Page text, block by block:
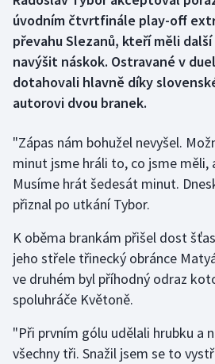
Florbal
Futsal
Golf
Gymnastika
Jezdectví
Judo
Krasobruslení
úvodním čtvrtfinále play-off
převahu Slezanů, kteří měli
navýšit náskok. Ostravané v
dotahovali hlavně díky
autorovi dvou branek.
"Zápas nám bohužel nevyšel.
minut jsme hráli to, co jsme měli,
Musíme hrát šedesát minut.
přiznal po utkání Tybor.
K oběma brankám přišel dost
jeho střele třinecký obránce
ve druhém byl příhodný odraz
spoluhráče Květoně.
"Při prvním gólu udělali hrubku a
všechny tři. Snažil jsem se to